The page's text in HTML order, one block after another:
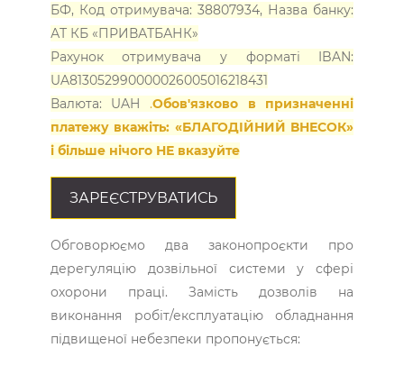
БФ, Код отримувача: 38807934, Назва банку:
АТ КБ «ПРИВАТБАНК»
Рахунок отримувача у форматі IBAN:
UA813052990000026005016218431
Валюта: UAH .Обов'язково в призначенні
платежу вкажіть: «БЛАГОДІЙНИЙ ВНЕСОК»
і більше нічого НЕ вказуйте
ЗАРЕЄСТРУВАТИСЬ
Обговорюємо два законопроєкти про
дерегуляцію дозвільної системи у сфері
охорони праці. Замість дозволів на
виконання робіт/експлуатацію обладнання
підвищеної небезпеки пропонується: